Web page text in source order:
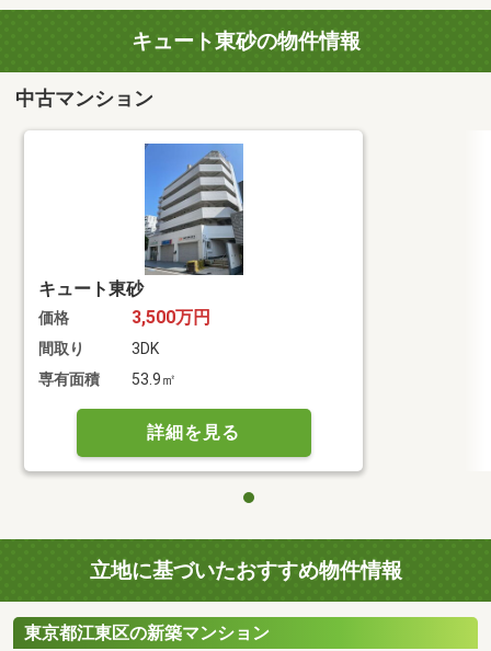
キュート東砂の物件情報
中古マンション
キュート東砂
価格 3,500万円
間取り
3DK
専有面積
53.9㎡
詳細を見る
立地に基づいたおすすめ物件情報
東京都江東区の新築マンション